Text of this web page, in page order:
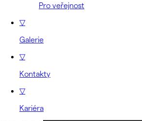
Pro veřejnost
▽
Galerie
▽
Kontakty
▽
Kariéra